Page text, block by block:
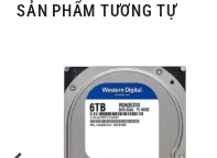
SẢN PHẨM TƯƠNG TỰ